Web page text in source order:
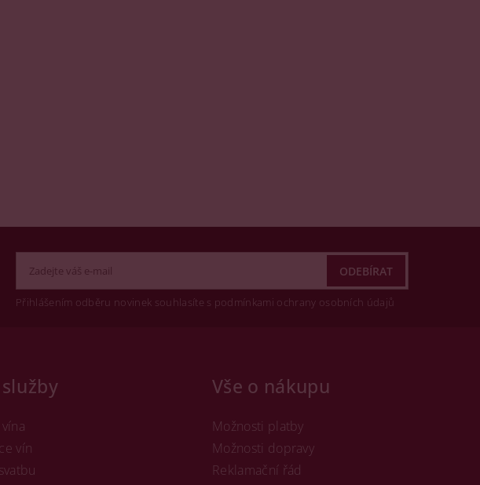
Přihlášením odběru novinek souhlasíte s podmínkami ochrany osobních údajů
vín
Vše o nákupu
Možnosti platby
Možnosti dopravy
Reklamační řád